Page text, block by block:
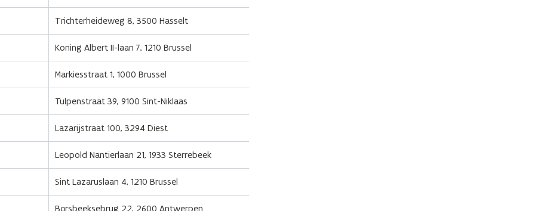
Trichterheideweg 8, 3500 Hasselt
Koning Albert II-laan 7, 1210 Brussel
Markiesstraat 1, 1000 Brussel
Tulpenstraat 39, 9100 Sint-Niklaas
Lazarijstraat 100, 3294 Diest
Leopold Nantierlaan 21, 1933 Sterrebeek
Sint Lazaruslaan 4, 1210 Brussel
Borsbeeksebrug 22, 2600 Antwerpen